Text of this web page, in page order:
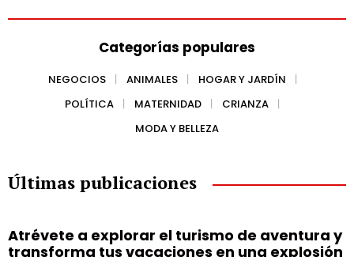
Categorías populares
NEGOCIOS ANIMALES
HOGAR Y JARDÍN
POLÍTICA
MATERNIDAD
CRIANZA
MODA Y BELLEZA
Últimas publicaciones
Atrévete a explorar el turismo de aventura y
transforma tus vacaciones en una explosión